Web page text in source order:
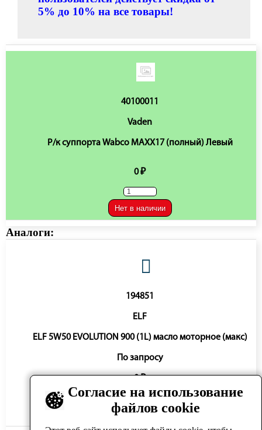
5% до 10% на все товары!
40100011
Vaden
Р/к суппорта Wabco MAXX17 (полный) Левый
0 ₽
Нет в наличии
Аналоги:
194851
ELF
ELF 5W50 EVOLUTION 900 (1L) масло моторное (макс)
По запросу
0 ₽
Нет в наличии
Согласие на использование
файлов cookie